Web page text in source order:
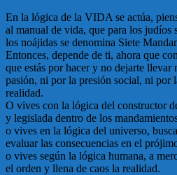
En la lógica de la VIDA se actúa,
al manual de vida, que para los
los noájidas se denomina Siete
Entonces, depende de ti, ahora que
que estás por hacer y no dejarte
pasión, ni por la presión social, ni por
realidad.
O vives con la lógica del constructor
y legislada dentro de los
o vives en la lógica del universo,
evaluar las consecuencias en el
o vives según la lógica humana, a
el orden y llena de caos la realidad.